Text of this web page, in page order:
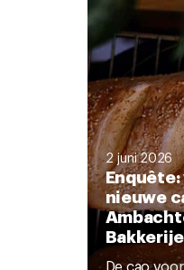
2 juni 2026
nieuwe
De cao